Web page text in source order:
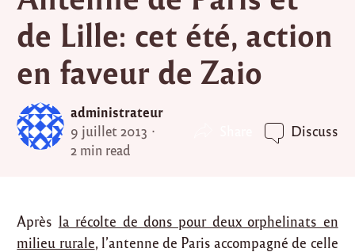
de Lille: cet été, action
en faveur de Zaio
administrateur
9 juillet 2013
2 min read
Discuss
Après la récolte de dons pour deux orphelinats en
milieu rurale, l’antenne de Paris accompagné de celle